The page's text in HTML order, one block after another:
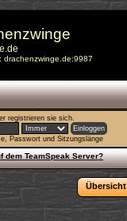
drachenzwinge.de:9987
registrieren sie sich.
Passwort und Sitzungslänge
dem TeamSpeak Server?
Übersicht